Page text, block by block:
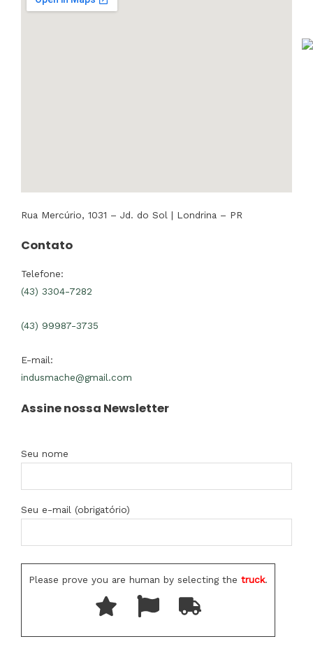
Rua Mercúrio, 1031 – Jd. do Sol | Londrina – PR
Contato
Telefone:
(43) 3304-7282
(43) 99987-3735
E-mail:
indusmache@gmail.com
Assine nossa Newsletter
Seu nome
Seu e-mail (obrigatório)
Please prove you are human by selecting the truck.